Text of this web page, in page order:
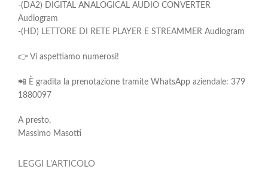
-(DA2) DIGITAL ANALOGICAL AUDIO CONVERTER
Audiogram
-(HD) LETTORE DI RETE PLAYER E STREAMMER Audiogram
👉 Vi aspettiamo numerosi!
📲 È gradita la prenotazione tramite WhatsApp aziendale: 379
1880097
A presto,
Massimo Masotti
LEGGI L'ARTICOLO